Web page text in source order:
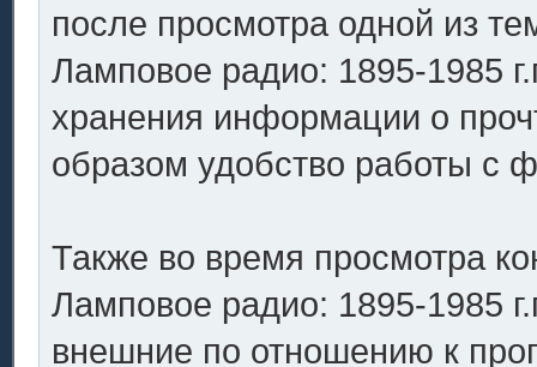
после просмотра одной из
Ламповое радио: 1895-1985
хранения информации о
образом удобство работы с
Также во время просмотра
Ламповое радио: 1895-1985
внешние по отношению к